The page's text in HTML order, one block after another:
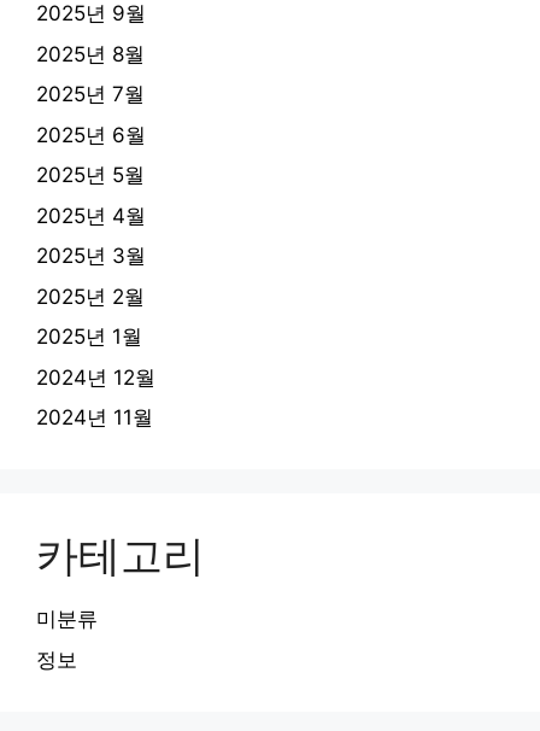
2025년 9월
2025년 8월
2025년 7월
2025년 6월
2025년 5월
2025년 4월
2025년 3월
2025년 2월
2025년 1월
2024년 12월
2024년 11월
카테고리
미분류
정보